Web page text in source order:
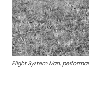
Flight System Man,